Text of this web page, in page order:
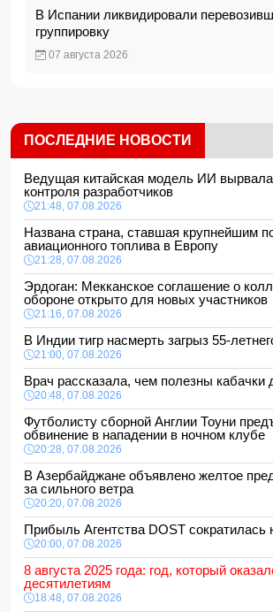
В Испании ликвидировали
группировку
07 августа 2026
ПОСЛЕДНИЕ НОВОСТИ
Ведущая китайская модель ИИ
контроля разработчиков
21:48, 07.08.2026
Названа страна, ставшая крупнейшим
авиационного топлива в Европу
21:28, 07.08.2026
Эрдоган: Мекканское соглашение о
обороне открыто для новых участников
21:16, 07.08.2026
В Индии тигр насмерть загрыз 55-
21:00, 07.08.2026
Врач рассказала, чем полезны кабачки
20:48, 07.08.2026
Футболисту сборной Англии Тоуни
обвинение в нападении в ночном клубе
20:28, 07.08.2026
В Азербайджане объявлено желтое
за сильного ветра
20:20, 07.08.2026
Прибыль Агентства DOST сократилась
20:00, 07.08.2026
8 августа 2025 года: год, который
десятилетиям
18:48, 07.08.2026